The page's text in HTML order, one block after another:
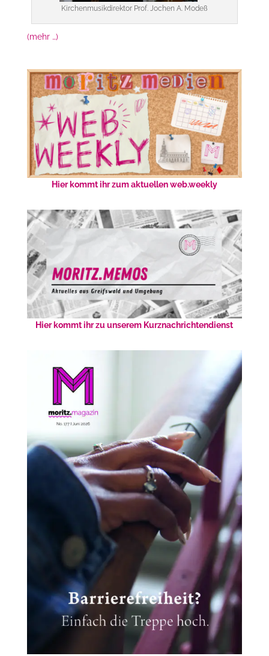
Kirchenmusikdirektor Prof. Jochen A. Modeß
(mehr …)
Hier kommt ihr zum aktuellen web.weekly
Hier kommt ihr zu unserem Kurznachrichtendienst